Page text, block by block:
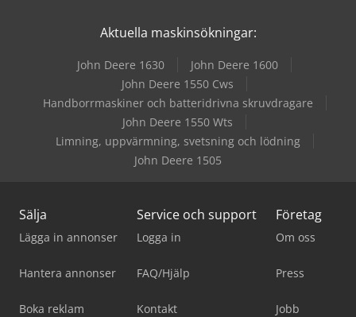
Aktuella maskinsökningar:
John Deere 1630
John Deere 1600
John Deere 1550 Cws
Handborrmaskiner och batteridrivna skruvdragare
John Deere 1550 Wts
Limning, uppvärmning, svetsning och lödning
John Deere 1505
Sälja
Lägga in annonser
Hantera annonser
Boka reklam
Service och support
Logga in
FAQ/Hjälp
Kontakt
Företag
Om oss
Press
Jobb